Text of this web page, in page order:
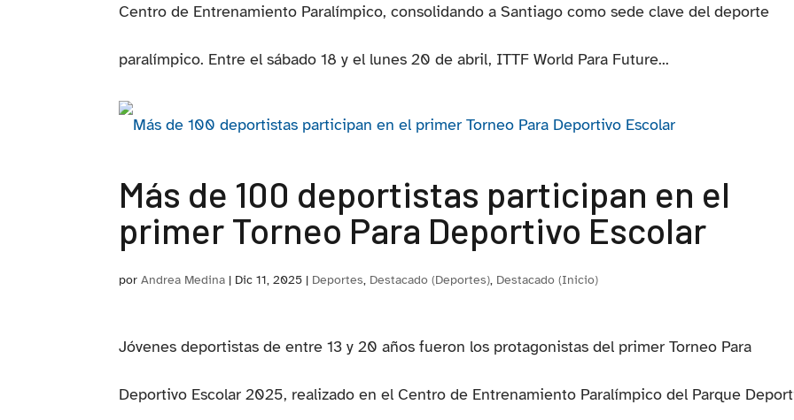
Centro de Entrenamiento Paralímpico, consolidando a Santiago como sede clave del deporte
paralímpico. Entre el sábado 18 y el lunes 20 de abril, ITTF World Para Future...
Más de 100 deportistas participan en el
primer Torneo Para Deportivo Escolar
porAndrea Medina | Dic 11, 2025 | Deportes, Destacado (Deportes), Destacado (Inicio)
Jóvenes deportistas de entre 13 y 20 años fueron los protagonistas del primer Torneo Para
Deportivo Escolar 2025, realizado en el Centro de Entrenamiento Paralímpico del Parque